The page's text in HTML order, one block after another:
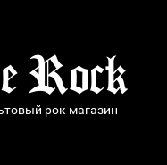
рок магазин